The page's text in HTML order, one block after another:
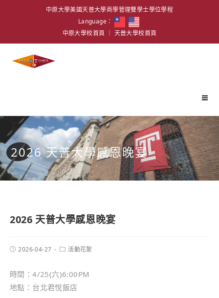
中原大學美國天普大學商學管理雙學士學位學程
Language：
中原大學校首頁
天普大學校首頁
2026 天普大學感恩晚宴
2026 天普大學感恩晚宴
2026-04-27 活動花絮
時間：4/25(六)6:00PM
地點：台北君悅飯店